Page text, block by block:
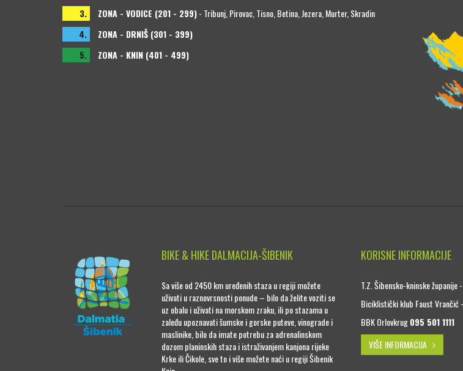
3.
ZONA - VODICE (201 - 299)- Tribunj, Pirovac, Tisno, Betina, Jezera, Murter, Skradin
4.
ZONA - DRNIŠ (301 - 399)
5.
ZONA - KNIN (401 - 499)
BIKE & HIKE DALMACIJA-ŠIBENIK
Sa više od 2450 km uređenih staza u regiji možete
uživati u raznovrsnosti ponude – bilo da želite voziti se
uz obalu i uživati na morskom zraku, ili po stazama u
zaleđu upoznavati šumske i gorske puteve, vinograde i
maslinike, bilo da imate potrebu za adrenalinskom
dozom planinskih staza i istraživanjem kanjona rijeke
Krke ili Čikole, sve to i više možete naći u regiji Šibenik
KORISNE INFORMACIJE
T.Z. Šibensko-kninske županije -
Biciklistički klub Faust Vrančić -
BBK Orlovkrug095 501 1111
VIŠE INFORMACIJA